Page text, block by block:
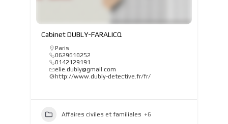
Cabinet DUBLY-FARALICQ
Paris
0629610252
0142129191
elie.dubly@gmail.com
http://www.dubly-detective.fr/fr/
Affaires civiles et familiales +6